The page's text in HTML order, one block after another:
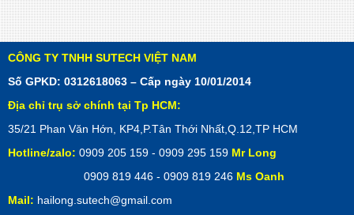
CÔNG TY TNHH SUTECH VIỆT NAM
Số GPKD: 0312618063 – Cấp ngày 10/01/2014
Địa chỉ trụ sở chính tại Tp HCM:
35/21 Phan Văn Hớn, KP4,P.Tân Thới Nhất,Q.12,TP HCM
Hotline/zalo: 0909 205 159 - 0909 295 159 Mr Long
0909 819 446 - 0909 819 246 Ms Oanh
Mail: hailong.sutech@gmail.com